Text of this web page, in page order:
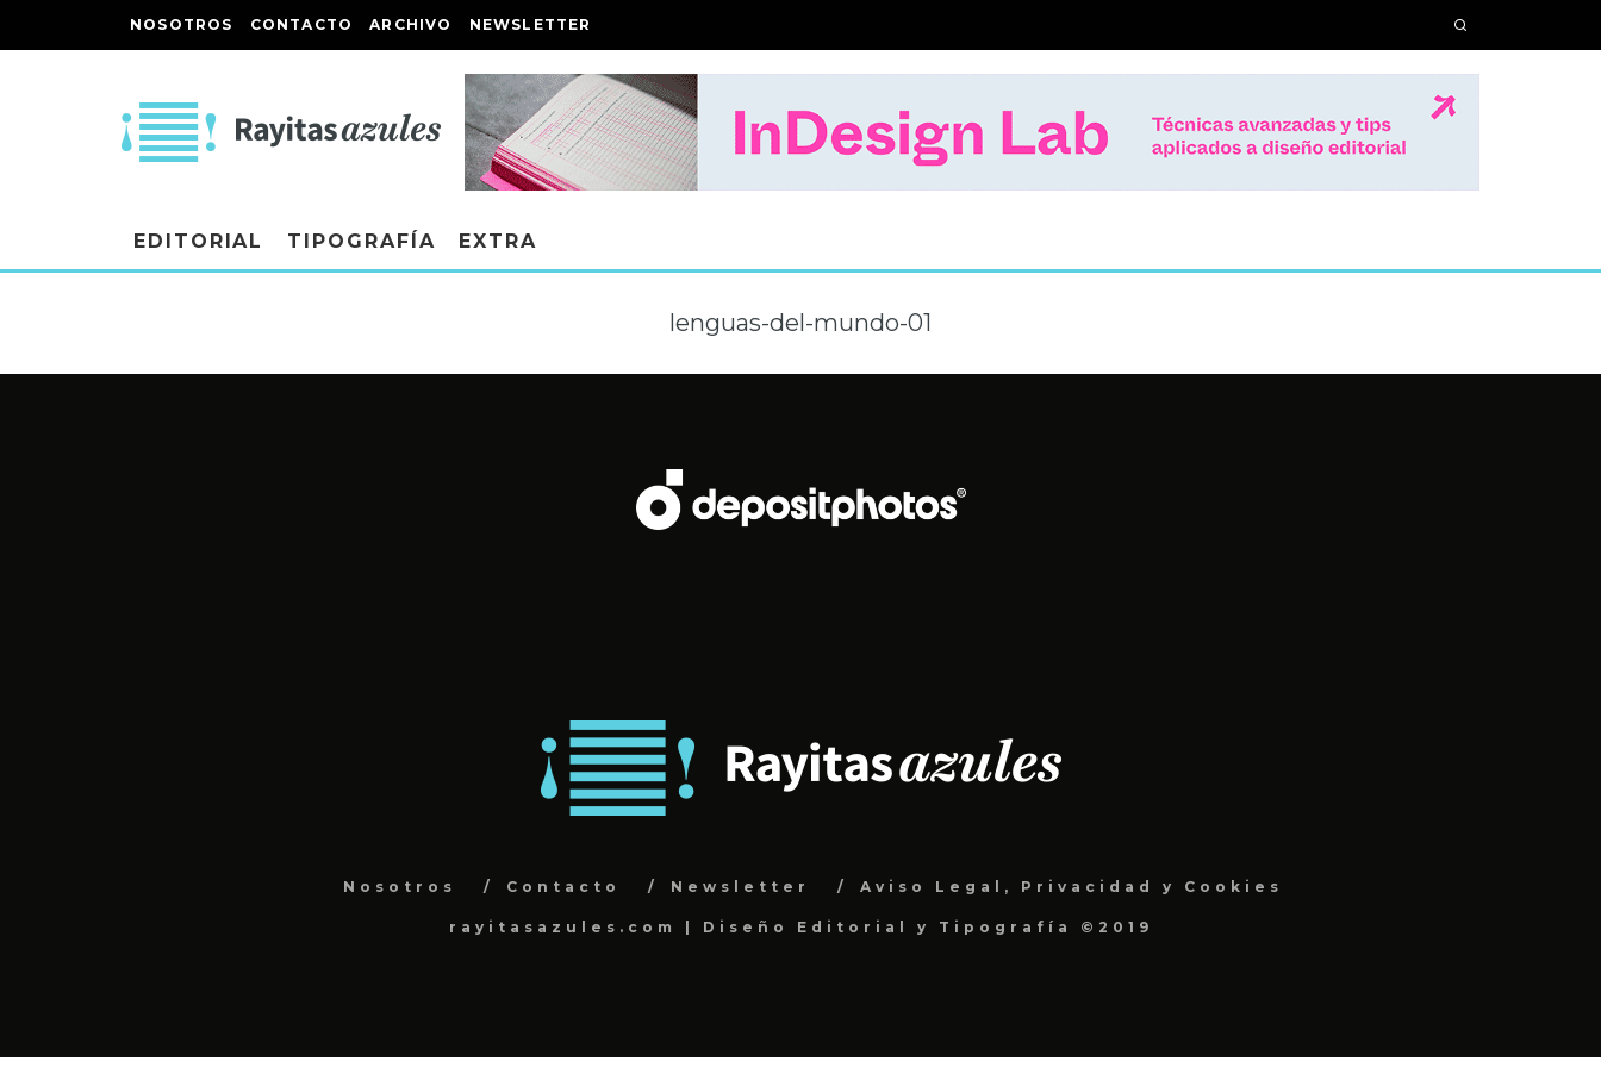
NOSOTROS CONTACTO ARCHIVO NEWSLETTER
EDITORIAL TIPOGRAFÍA EXTRA
lenguas-del-mundo-01
Nosotros Contacto Newsletter Aviso Legal, Privacidad y Cookies
rayitasazules.com | Diseño Editorial y Tipografía ©2019